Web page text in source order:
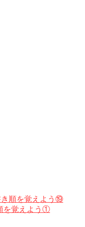
き順を覚えよう⑲
を覚えよう①